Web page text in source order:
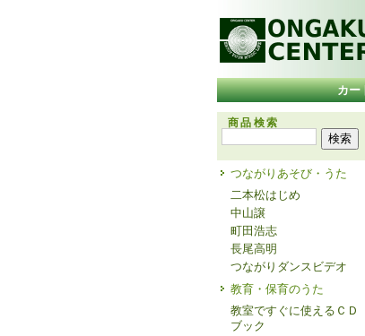
カー
商品検索
つながりあそび・うた
二本松はじめ
中山譲
町田浩志
長尾高明
つながりダンスビデオ
教育・保育のうた
教室ですぐに使えるＣＤ
ブック